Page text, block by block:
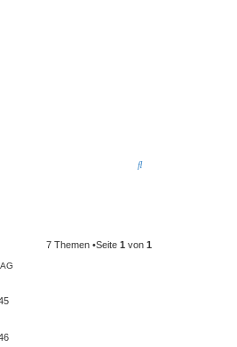
S
e
7 Themen •Seite 1 von 1